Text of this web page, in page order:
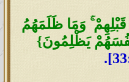
وَمَا ظَلَمَهُمُ
أَنفُسَهُمْ يَظْلِمُونَ}